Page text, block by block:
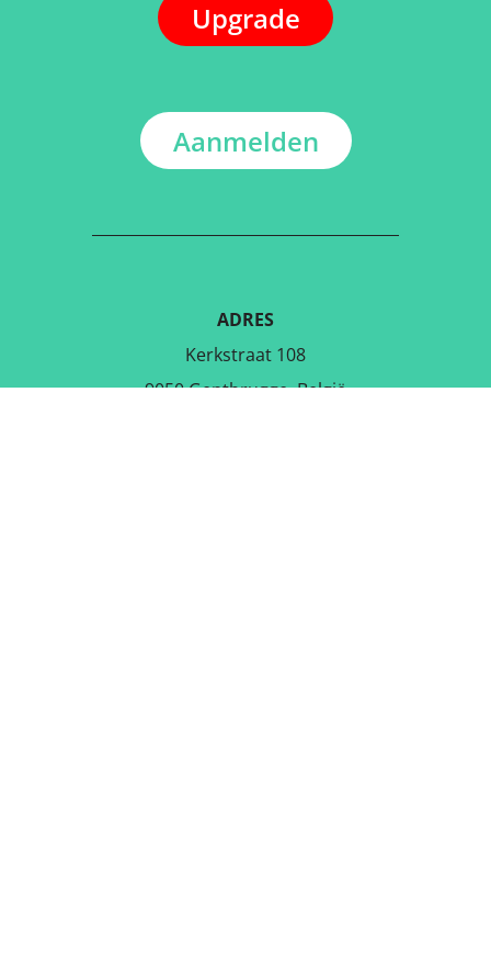
Upgrade
Aanmelden
ADRES
Kerkstraat 108
9050 Gentbrugge, België